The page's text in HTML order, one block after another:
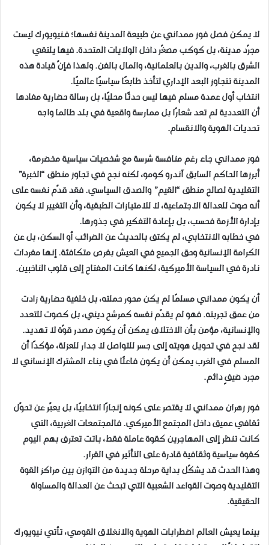
لا يمكن فصل فوز ممداني عن طبيعة المدينة نفسها؛ فـنيويورك ليست
مجرّد مدينة، بل كوكب مصغّر داخل الولايات المتحدة. فيها يلتقي
الشرق بالغرب، والدين بالعلمانية، والمال بالفن. ولهذا فإنّ قيادة هذه
المدينة تتجاوز البعد الإداري لتأخذ طابعًا سياسيًا عالميًا.
انتخاب أول عمدة مسلم فيها ليس حدثًا محليًا، بل رسالة حضارية مفادها
أن التعددية لم تعد شعارًا بل ممارسة واقعية في بلد طالما واجه
تحديات الهوية والانقسام.
فوز ممداني جاء رغم منافسة شرسة مع شخصيات سياسية مخضرمة،
أبرزها الحاكم السابق آندرو كومو، لكنه نجح في تجاوز منطق “الخبرة”
التقليدية لصالح منطق “القيم” والصدق السياسي. فقد قدّم نفسه على
أنه صوت للعدالة الاجتماعية، لا للامتيازات الطبقية، وأن التغيير لا يكون
بإدارة الأزمة فحسب، بل بإعادة التفكير في جذورها.
في خطابه الانتخابي، لم يكتف بالحديث عن الضرائب أو السكن، بل عن
الكرامة الإنسانية وحق الجميع في العيش بفرص متكافئة. إنها مفردات
نادرة في السياسة الأميركية، لكنها كانت المفتاح إلى قلوب الناخبين.
أن يكون ممداني مسلمًا لم يكن محور حملته، بل خلفية حضارية زادت
من عمق تجربته. فهو لم يقدّم نفسه كمرشح ديني، بل كصوت للتعدد
والإنسانية، مؤمن بأن الاختلاف يمكن أن يكون مصدر قوّة لا تهديد.
لقد نجح في تحويل هويته إلى جسر للتواصل لا جدار للعزلة، مؤكدًا أن
المسلم في الغرب يمكن أن يكون فاعلًا في بناء المشترك الإنساني لا
مجرد ضيفٍ دائم.
فوز زهران ممداني لا يقتصر على كونه إنجازًا انتخابيًا، بل يعبّر عن تحوّل
ثقافي عميق داخل المجتمع الأميركي. فالمجتمعات الغربية، التي
كانت تنظر إلى المهاجرين كقوة عاملة فقط، باتت تعترف بهم اليوم
كقوة سياسية وثقافية قادرة على التأثير في القرار.
وهذا الحدث قد يشكّل بداية مرحلة جديدة من التوازن بين مراكز القوة
التقليدية وصوت القواعد الشعبية التي تبحث عن العدالة والمساواة
الحقيقية.
بينما يعيش العالم اضطرابات الهوية والانغلاق القومي، تأتي نيويورك